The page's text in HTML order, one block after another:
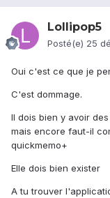
Lollipop5
Posté(e) 25
Oui c'est ce que je
C'est dommage.
Il dois bien y avoir
mais encore faut-il
quickmemo+
Elle dois bien exister
A tu trouver